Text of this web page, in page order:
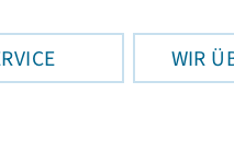
WIR